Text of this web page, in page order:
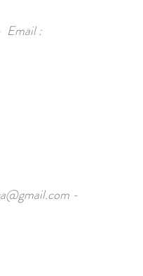
Email :
-